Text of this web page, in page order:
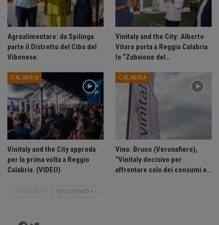
Agroalimentare: da Spilinga
parte il Distretto del Cibo del
Vibonese.
Vinitaly and the City: Alberto
Vitaro porta a Reggio Calabria
lo “Zabaione del…
CALABRIA
Vinitaly and the City approda
per la prima volta a Reggio
Calabria. (VIDEO)
CALABRIA
Vino: Bruno (Veronafiere),
“Vinitaly decisivo per
affrontare calo dei consumi e…
PRECEDENTE SUCCESSIVO